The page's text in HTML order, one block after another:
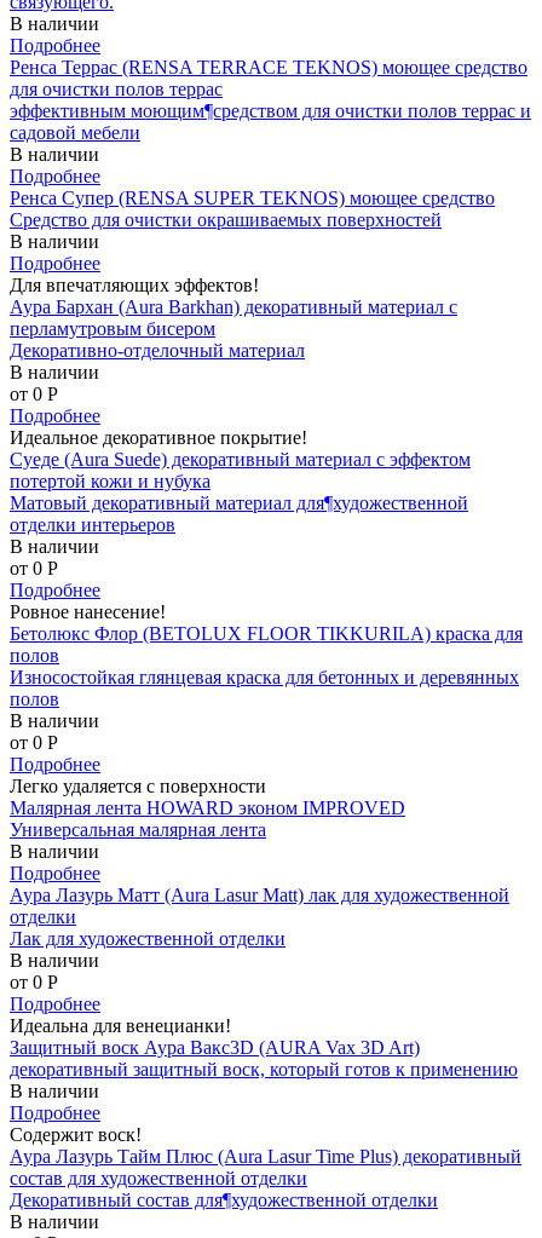
В наличии
Подробнее
Ренса Террас (RENSA TERRACE TEKNOS) моющее средство
для очистки полов террас
эффективным моющим¶средством для очистки полов террас и
садовой мебели
В наличии
Подробнее
Ренса Супер (RENSA SUPER TEKNOS) моющее средство
Средство для очистки окрашиваемых поверхностей
В наличии
Подробнее
Для впечатляющих эффектов!
Аура Бархан (Aura Barkhan) декоративный материал с
перламутровым бисером
Декоративно-отделочный материал
В наличии
от 0 P
Подробнее
Идеальное декоративное покрытие!
Суеде (Aura Suede) декоративный материал с эффектом
потертой кожи и нубука
Матовый декоративный материал для¶художественной
отделки интерьеров
В наличии
от 0 P
Подробнее
Ровное нанесение!
Бетолюкс Флор (BETOLUX FLOOR TIKKURILA) краска для
полов
Износостойкая глянцевая краска для бетонных и деревянных
полов
В наличии
от 0 P
Подробнее
Легко удаляется с поверхности
Малярная лента HOWARD эконом IMPROVED
Универсальная малярная лента
В наличии
Подробнее
Аура Лазурь Матт (Aura Lasur Matt) лак для художественной
отделки
Лак для художественной отделки
В наличии
от 0 P
Подробнее
Идеальна для венецианки!
Защитный воск Аура Вакс3D (AURA Vax 3D Art)
декоративный защитный воск, который готов к применению
В наличии
Подробнее
Содержит воск!
Аура Лазурь Тайм Плюс (Aura Lasur Time Plus) декоративный
состав для художественной отделки
Декоративный состав для¶художественной отделки
В наличии